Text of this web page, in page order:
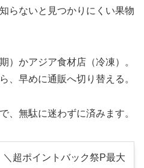
らないと見つかりにくい果物
）かアジア食材店（冷凍）。
、早めに通販へ切り替える。
、無駄に迷わずに済みます。
＼超ポイントバック祭P最大